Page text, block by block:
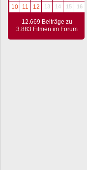
10
11 12 13 14 15 16
12.669 Beiträge zu
3.883 Filmen im Forum